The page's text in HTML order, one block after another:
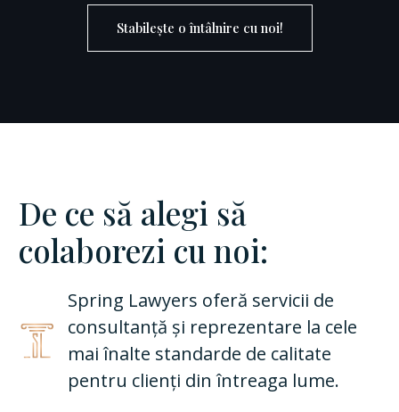
Stabilește o întâlnire cu noi!
De ce să alegi să
colaborezi cu noi:
Spring Lawyers oferă servicii de
consultanță și reprezentare la cele
mai înalte standarde de calitate
pentru clienți din întreaga lume.